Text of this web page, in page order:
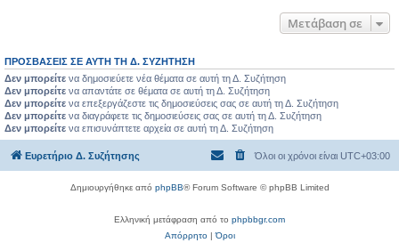
Μετάβαση σε
ΠΡΟΣΒΆΣΕΙΣ ΣΕ ΑΥΤΉ ΤΗ Δ. ΣΥΖΉΤΗΣΗ
Δεν μπορείτε να δημοσιεύετε νέα θέματα σε αυτή τη Δ. Συζήτηση
Δεν μπορείτε να απαντάτε σε θέματα σε αυτή τη Δ. Συζήτηση
Δεν μπορείτε να επεξεργάζεστε τις δημοσιεύσεις σας σε αυτή τη Δ. Συζήτηση
Δεν μπορείτε να διαγράφετε τις δημοσιεύσεις σας σε αυτή τη Δ. Συζήτηση
Δεν μπορείτε να επισυνάπτετε αρχεία σε αυτή τη Δ. Συζήτηση
Ευρετήριο Δ. Συζήτησης Όλοι οι χρόνοι είναι UTC+03:00
Δημιουργήθηκε από phpBB® Forum Software © phpBB Limited
Ελληνική μετάφραση από το phpbbgr.com
Απόρρητο|Όροι